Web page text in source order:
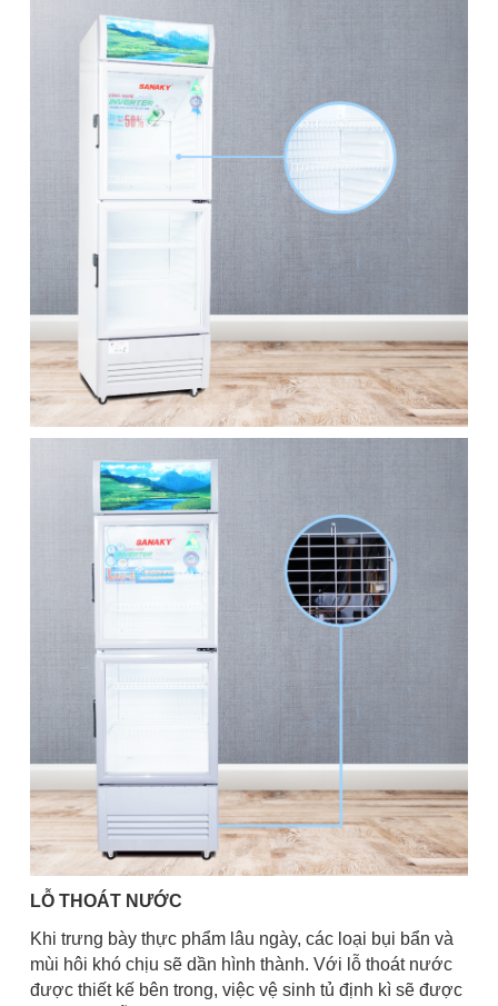
LỖ THOÁT NƯỚC
Khi trưng bày thực phẩm lâu ngày, các loại bụi bẩn và
mùi hôi khó chịu sẽ dần hình thành. Với lỗ thoát nước
được thiết kế bên trong, việc vệ sinh tủ định kì sẽ được